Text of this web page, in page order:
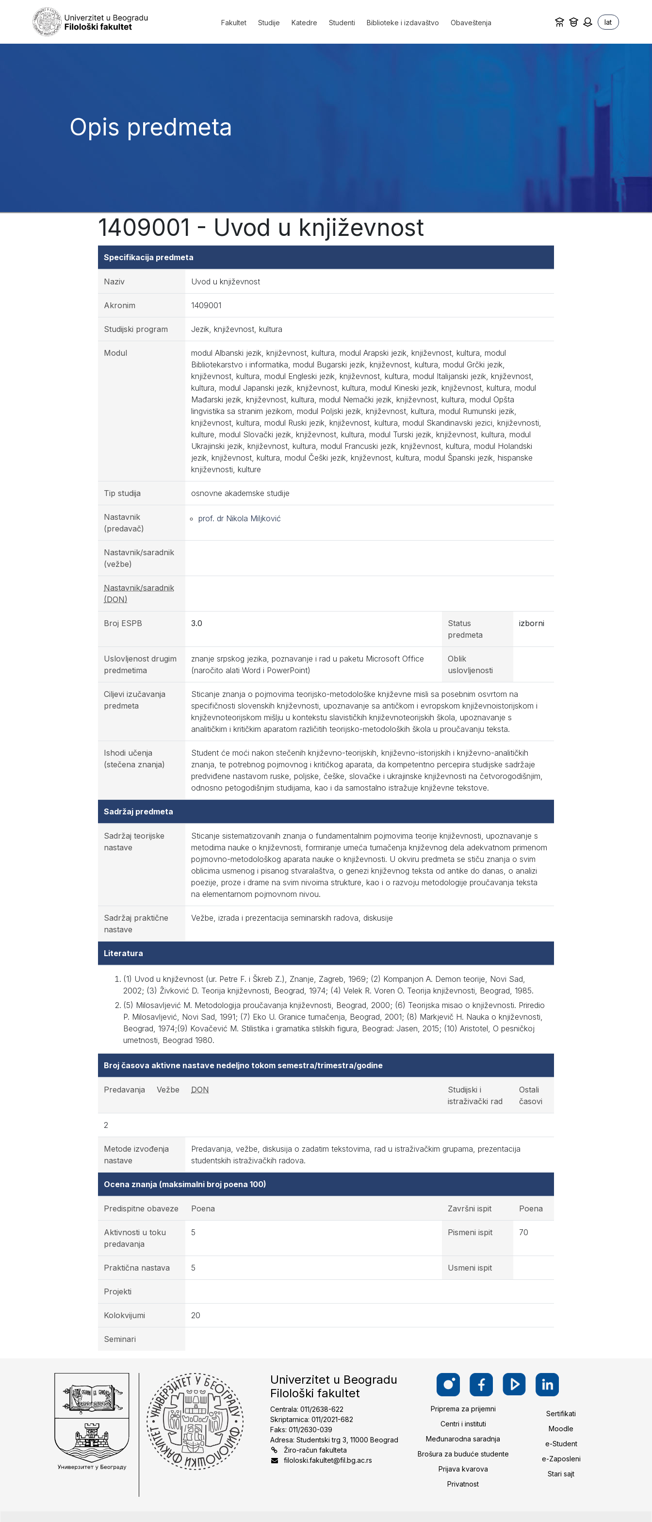
Fakultet Studije Katedre Studenti Biblioteke i izdavaštvo Obaveštenja lat
Opis predmeta
1409001 - Uvod u književnost
Specifikacija predmeta
Naziv Uvod u književnost
Akronim 1409001
Studijski program Jezik, književnost, kultura
Modul
modul Albanski jezik, književnost, kultura, modul Arapski jezik, književnost, kultura, modul
Bibliotekarstvo i informatika, modul Bugarski jezik, književnost, kultura, modul Grčki jezik,
književnost, kultura, modul Engleski jezik, književnost, kultura, modul Italijanski jezik, književnost,
kultura, modul Japanski jezik, književnost, kultura, modul Kineski jezik, književnost, kultura, modul
Mađarski jezik, književnost, kultura, modul Nemački jezik, književnost, kultura, modul Opšta
lingvistika sa stranim jezikom, modul Poljski jezik, književnost, kultura, modul Rumunski jezik,
književnost, kultura, modul Ruski jezik, književnost, kultura, modul Skandinavski jezici, književnosti,
kulture, modul Slovački jezik, književnost, kultura, modul Turski jezik, književnost, kultura, modul
Ukrajinski jezik, književnost, kultura, modul Francuski jezik, književnost, kultura, modul Holandski
jezik, književnost, kultura, modul Češki jezik, književnost, kultura, modul Španski jezik, hispanske
književnosti, kulture
Tip studija osnovne akademske studije
Nastavnik
(predavač)
prof. dr Nikola Miljković
Nastavnik/saradnik
(vežbe)
Nastavnik/saradnik
(DON)
Broj ESPB 3.0
Status
predmeta
izborni
Uslovljenost drugim
predmetima
znanje srpskog jezika, poznavanje i rad u paketu Microsoft Office
(naročito alati Word i PowerPoint)
Oblik
uslovljenosti
Ciljevi izučavanja
predmeta
Sticanje znanja o pojmovima teorijsko-metodološke književne misli sa posebnim osvrtom na
specifičnosti slovenskih književnosti, upoznavanje sa antičkom i evropskom književnoistorijskom i
književnoteorijskom mišlju u kontekstu slavističkih književnoteorijskih škola, upoznavanje s
analitičkim i kritičkim aparatom različitih teorijsko-metodoloških škola u proučavanju teksta.
Ishodi učenja
(stečena znanja)
Student će moći nakon stečenih književno-teorijskih, književno-istorijskih i književno-analitičkih
znanja, te potrebnog pojmovnog i kritičkog aparata, da kompetentno percepira studijske sadržaje
predviđene nastavom ruske, poljske, češke, slovačke i ukrajinske književnosti na četvorogodišnjim,
odnosno petogodišnjim studijama, kao i da samostalno istražuje književne tekstove.
Sadržaj predmeta
Sadržaj teorijske
nastave
Sticanje sistematizovanih znanja o fundamentalnim pojmovima teorije književnosti, upoznavanje s
metodima nauke o književnosti, formiranje umeća tumačenja književnog dela adekvatnom primenom
pojmovno-metodološkog aparata nauke o književnosti. U okviru predmeta se stiču znanja o svim
oblicima usmenog i pisanog stvaralaštva, o genezi književnog teksta od antike do danas, o analizi
poezije, proze i drame na svim nivoima strukture, kao i o razvoju metodologije proučavanja teksta
na elementarnom pojmovnom nivou.
Sadržaj praktične
nastave
Vežbe, izrada i prezentacija seminarskih radova, diskusije
Literatura
(1) Uvod u književnost (ur. Petre F. i Škreb Z.), Znanje, Zagreb, 1969; (2) Kompanjon A. Demon teorije, Novi Sad,
2002; (3) Živković D. Teorija književnosti, Beograd, 1974; (4) Velek R. Voren O. Teorija književnosti, Beograd, 1985.
(5) Milosavljević M. Metodologija proučavanja književnosti, Beograd, 2000; (6) Teorijska misao o književnosti. Priredio
P. Milosavljević, Novi Sad, 1991; (7) Eko U. Granice tumačenja, Beograd, 2001; (8) Markjevič H. Nauka o književnosti,
Beograd, 1974;(9) Kovačević M. Stilistika i gramatika stilskih figura, Beograd: Jasen, 2015; (10) Aristotel, O pesničkoj
umetnosti, Beograd 1980.
Broj časova aktivne nastave nedeljno tokom semestra/trimestra/godine
Predavanja Vežbe DON
Studijski i
istraživački rad
Ostali
časovi
2
Metode izvođenja
nastave
Predavanja, vežbe, diskusija o zadatim tekstovima, rad u istraživačkim grupama, prezentacija
studentskih istraživačkih radova.
Ocena znanja (maksimalni broj poena 100)
Predispitne obaveze Poena Završni ispit Poena
Aktivnosti u toku
predavanja
5 Pismeni ispit 70
Praktična nastava 5 Usmeni ispit
Projekti
Kolokvijumi 20
Seminari
Univerzitet u Beogradu
Filološki fakultet
Centrala: 011/2638-622
Skriptarnica: 011/2021-682
Faks: 011/2630-039
Adresa: Studentski trg 3, 11000 Beograd
Žiro-račun fakulteta
filoloski.fakultet@fil.bg.ac.rs
Priprema za prijemni
Centri i instituti
Međunarodna saradnja
Brošura za buduće studente
Prijava kvarova
Privatnost
Sertifikati
Moodle
e-Student
e-Zaposleni
Stari sajt